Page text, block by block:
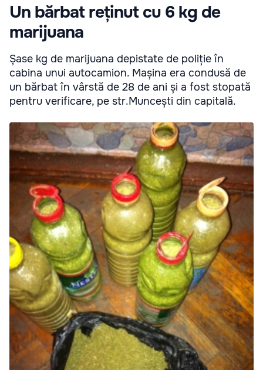
Un bărbat reținut cu 6 kg de
marijuana
Șase kg de marijuana depistate de poliție în
cabina unui autocamion. Mașina era condusă de
un bărbat în vârstă de 28 de ani și a fost stopată
pentru verificare, pe str.Muncești din capitală.